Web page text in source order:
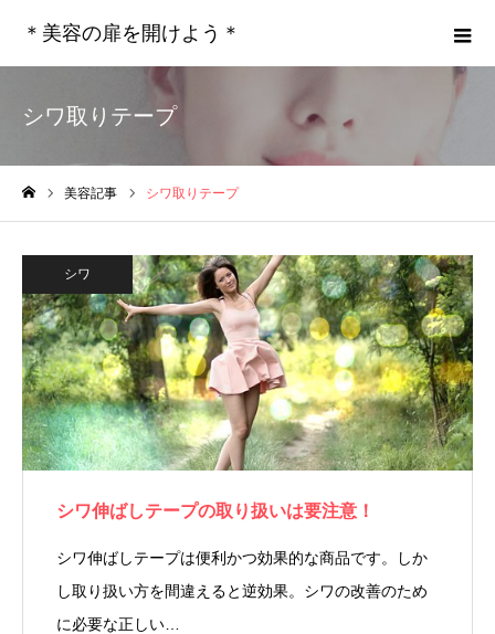
＊美容の扉を開けよう＊
シワ取りテープ
美容記事 シワ取りテープ
シワ
シワ伸ばしテープの取り扱いは要注意！
シワ伸ばしテープは便利かつ効果的な商品です。しか
し取り扱い方を間違えると逆効果。シワの改善のため
に必要な正しい…